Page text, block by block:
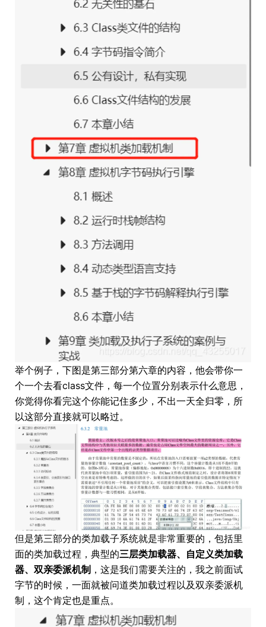
举个例子，下图是第三部分第六章的内容，他会带你一
个一个去看class文件，每一个位置分别表示什么意思，
你觉得你看完这个你能记住多少，不出一天全归零，所
以这部分直接就可以略过。
但是第三部分的类加载子系统就是非常重要的，包括里
面的类加载过程，典型的三层类加载器、自定义类加载
器、双亲委派机制 ，这是我们需要关注的，我之前面试
字节的时候，一面就被问道类加载过程以及双亲委派机
制，这个肯定也是重点。